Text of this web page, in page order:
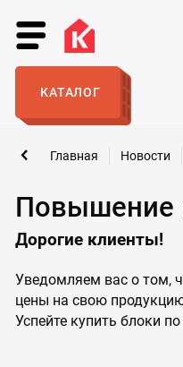
КАТАЛОГ
Повышение
Главная Новости
Дорогие клиенты!
Уведомляем вас о том,
цены на свою
Успейте купить блоки